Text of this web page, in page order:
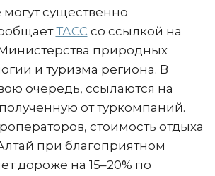
существенно
ТАСС со ссылкой на
природных
и туризма региона. В
очередь, ссылаются на
от туркомпаний.
стоимость отдыха
при благоприятном
дороже на 15–20% по